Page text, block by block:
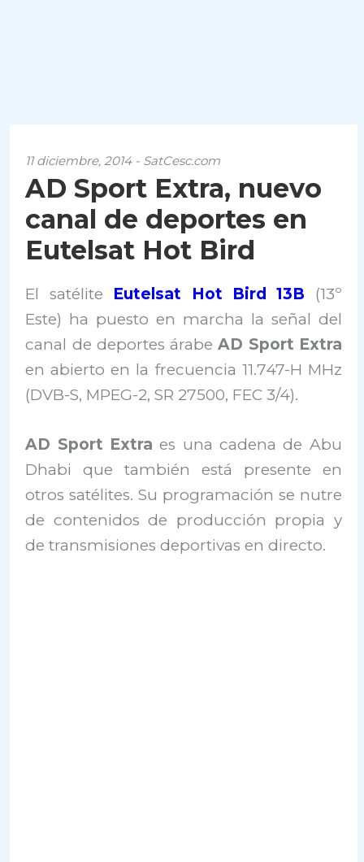
11 diciembre, 2014 - SatCesc.com
AD Sport Extra, nuevo
canal de deportes en
Eutelsat Hot Bird
El satélite Eutelsat Hot Bird 13B (13º
Este) ha puesto en marcha la señal del
canal de deportes árabeAD Sport Extra
en abierto en la frecuencia 11.747-H MHz
(DVB-S, MPEG-2, SR 27500, FEC 3/4).
AD Sport Extra es una cadena de Abu
Dhabi que también está presente en
otros satélites. Su programación se nutre
de contenidos de producción propia y
de transmisiones deportivas en directo.